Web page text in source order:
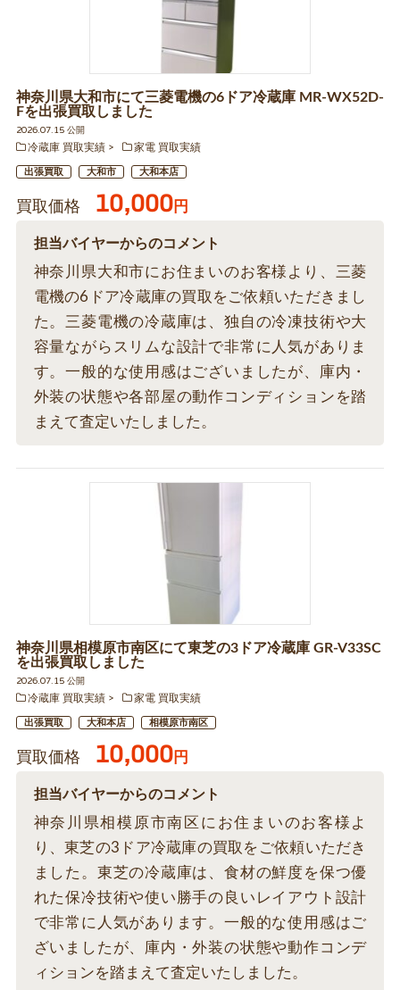
神奈川県大和市にて三菱電機の6ドア冷蔵庫 MR-WX52D-
Fを出張買取しました
2026.07.15 公開
冷蔵庫 買取実績
家電 買取実績
出張買取 大和市 大和本店
買取価格 10,000円
担当バイヤーからのコメント
神奈川県大和市にお住まいのお客様より、三菱
電機の6ドア冷蔵庫の買取をご依頼いただきまし
た。三菱電機の冷蔵庫は、独自の冷凍技術や大
容量ながらスリムな設計で非常に人気がありま
す。一般的な使用感はございましたが、庫内・
外装の状態や各部屋の動作コンディションを踏
まえて査定いたしました。
神奈川県相模原市南区にて東芝の3ドア冷蔵庫 GR-V33SC
を出張買取しました
2026.07.15 公開
冷蔵庫 買取実績
家電 買取実績
出張買取 大和本店 相模原市南区
買取価格 10,000円
担当バイヤーからのコメント
神奈川県相模原市南区にお住まいのお客様よ
り、東芝の3ドア冷蔵庫の買取をご依頼いただき
ました。東芝の冷蔵庫は、食材の鮮度を保つ優
れた保冷技術や使い勝手の良いレイアウト設計
で非常に人気があります。一般的な使用感はご
ざいましたが、庫内・外装の状態や動作コンデ
ィションを踏まえて査定いたしました。